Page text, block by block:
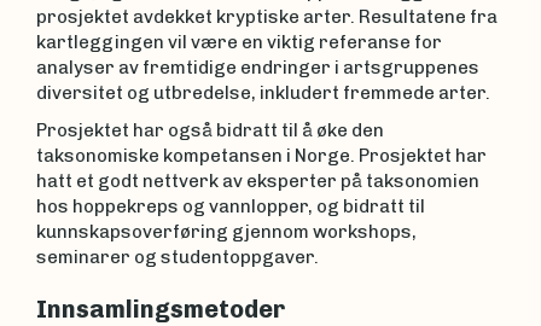
prosjektet avdekket kryptiske arter. Resultatene fra
kartleggingen vil være en viktig referanse for
analyser av fremtidige endringer i artsgruppenes
diversitet og utbredelse, inkludert fremmede arter.
Prosjektet har også bidratt til å øke den
taksonomiske kompetansen i Norge. Prosjektet har
hatt et godt nettverk av eksperter på taksonomien
hos hoppekreps og vannlopper, og bidratt til
kunnskapsoverføring gjennom workshops,
seminarer og studentoppgaver.
Innsamlingsmetoder